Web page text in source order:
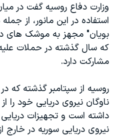
نرگس محمدی برنده جایزه نوبل
همایش محافظه‌کاران آمریکا
صفحه‌های ویژه
وزارت دفاع روسیه گفت در
استفاده در این مانور، از
بویان" مجهز به موشک های
که سال گذشته در حملات
مشارکت دارد.
روسیه از سپتامبر گذشته که
ناوگان نیروی دریایی خود را
داشته است و تجهیزات
نیروی دریایی سوریه در